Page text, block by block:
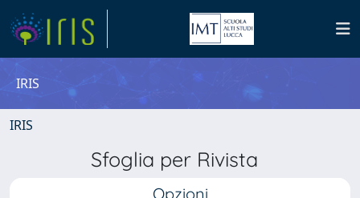
IRIS
IRIS
Sfoglia per Rivista
Opzioni